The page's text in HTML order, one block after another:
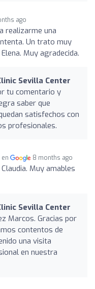
ago
realizarme una
Un trato muy
Muy agradecida.
Sevilla Center
tu comentario y
saber que
satisfechos con
profesionales.
en 8 months ago
Muy amables
Sevilla Center
Marcos. Gracias por
contentos de
una visita
en nuestra